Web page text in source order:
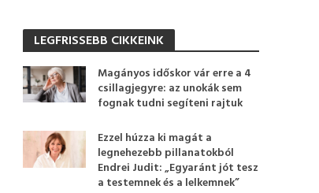
LEGFRISSEBB CIKKEINK
Magányos időskor vár erre a 4
csillagjegyre: az unokák sem
fognak tudni segíteni rajtuk
Ezzel húzza ki magát a
legnehezebb pillanatokból
Endrei Judit: „Egyaránt jót tesz
a testemnek és a lelkemnek”